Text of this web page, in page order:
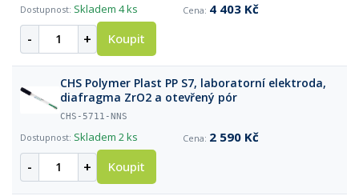
Skladem 4 ks 4 403 Kč
- + Koupit
CHS Polymer Plast PP S7, laboratorní elektroda,
diafragma ZrO2 a otevřený pór
CHS-5711-NNS
Skladem 2 ks 2 590 Kč
- + Koupit